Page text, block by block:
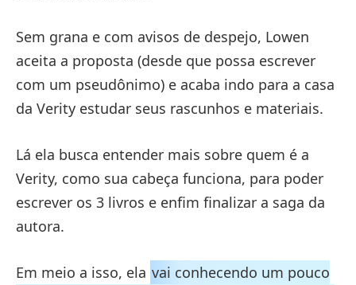
Sem grana e com avisos de despejo, Lowen
aceita a proposta (desde que possa escrever
com um pseudônimo) e acaba indo para a casa
da Verity estudar seus rascunhos e materiais.
Lá ela busca entender mais sobre quem é a
Verity, como sua cabeça funciona, para poder
escrever os 3 livros e enfim finalizar a saga da
autora.
Em meio a isso, ela vai conhecendo um pouco